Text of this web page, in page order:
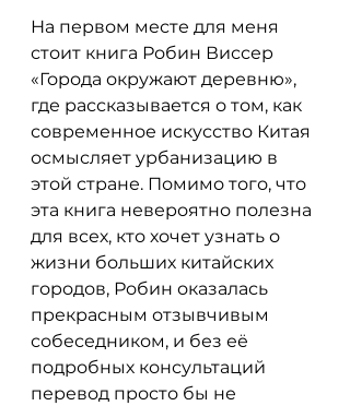
На первом месте для меня
стоит книга Робин Виссер
«Города окружают деревню»,
где рассказывается о том, как
современное искусство Китая
осмысляет урбанизацию в
этой стране. Помимо того, что
эта книга невероятно полезна
для всех, кто хочет узнать о
жизни больших китайских
городов, Робин оказалась
прекрасным отзывчивым
собеседником, и без её
подробных консультаций
перевод просто бы не